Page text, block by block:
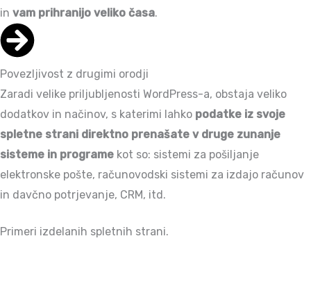
in vam prihranijo veliko časa.
Povezljivost z drugimi orodji
Zaradi velike priljubljenosti WordPress-a, obstaja veliko
dodatkov in načinov, s katerimi lahko podatke iz svoje
spletne strani direktno prenašate v druge zunanje
sisteme in programe kot so: sistemi za pošiljanje
elektronske pošte, računovodski sistemi za izdajo računov
in davčno potrjevanje, CRM, itd.
Primeri izdelanih spletnih strani.